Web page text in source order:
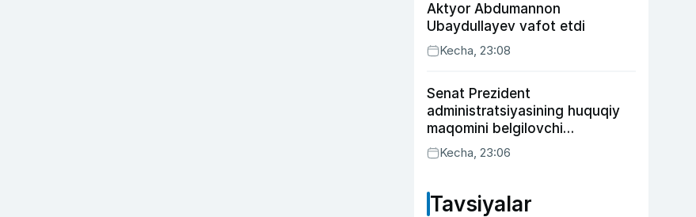
Aktyor Abdu­mannon
Ubaydullayev vafot etdi
Kecha, 23:08
Senat Prezident
administratsiyasining huquqiy
maqomini belgilovchi
konstitutsiyaviy qonunni
ma’qulladi
Kecha, 23:06
Tavsiyalar